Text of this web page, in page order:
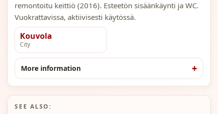
remontoitu keittiö (2016). Esteetön sisäänkäynti ja WC.
Vuokrattavissa, aktiivisesti käytössä.
Kouvola
City
More information
SEE ALSO: